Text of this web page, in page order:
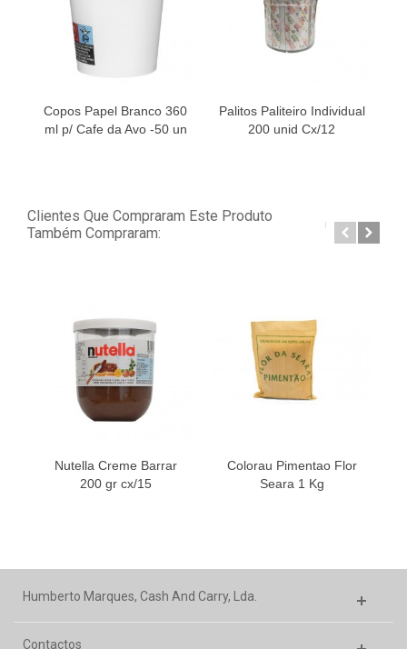
Copos Papel Branco 360
ml p/ Cafe da Avo -50 un
Palitos Paliteiro Individual
200 unid Cx/12
Clientes Que Compraram Este Produto
Também Compraram:
Nutella Creme Barrar
200 gr cx/15
Colorau Pimentao Flor
Seara 1 Kg
Humberto Marques, Cash And Carry, Lda.
Contactos